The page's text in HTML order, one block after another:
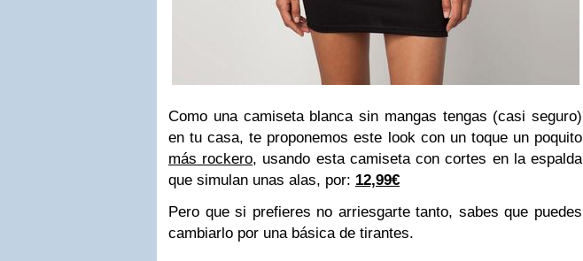
Como una camiseta blanca sin mangas tengas (casi seguro)
en tu casa, te proponemos este look con un toque un poquito
más rockero, usando esta camiseta con cortes en la espalda
que simulan unas alas, por: 12,99€
Pero que si prefieres no arriesgarte tanto, sabes que puedes
cambiarlo por una básica de tirantes.